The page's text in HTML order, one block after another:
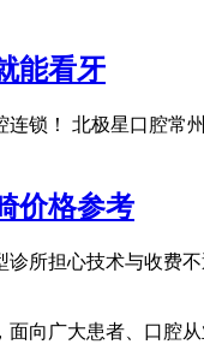
能看牙
锁！ 北极星口腔常
价格参考
所担心技术与收费
向广大患者、口腔